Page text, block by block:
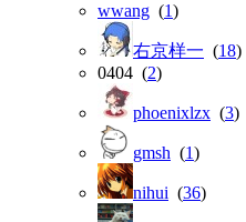
wwang (1)
右京样一 (18)
0404 (2)
phoenixlzx (3)
gmsh (1)
nihui (36)